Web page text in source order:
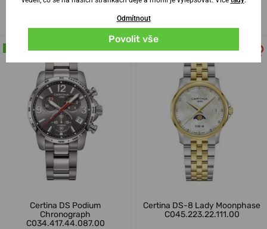
Certina DS Podium
Chronograph
C034.417.44.087.00
Certina DS-8 Lady Moonphase
C045.223.22.111.00
Odmítnout
Povolit vše